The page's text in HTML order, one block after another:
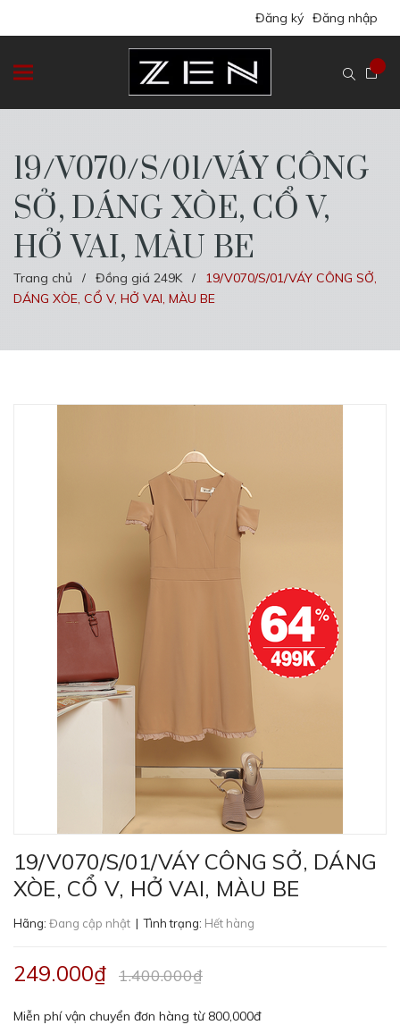
Đăng ký Đăng nhập
19/V070/S/01/VÁY CÔNG
SỞ, DÁNG XÒE, CỔ V,
HỞ VAI, MÀU BE
Trang chủ / Đồng giá 249K /
19/V070/S/01/VÁY CÔNG SỞ,
DÁNG XÒE, CỔ V, HỞ VAI, MÀU BE
19/V070/S/01/VÁY CÔNG SỞ, DÁNG
XÒE, CỔ V, HỞ VAI, MÀU BE
Hãng: Đang cập nhật | Tình trạng: Hết hàng
249.000₫ 1.400.000₫
Miễn phí vận chuyển đơn hàng từ 800,000đ